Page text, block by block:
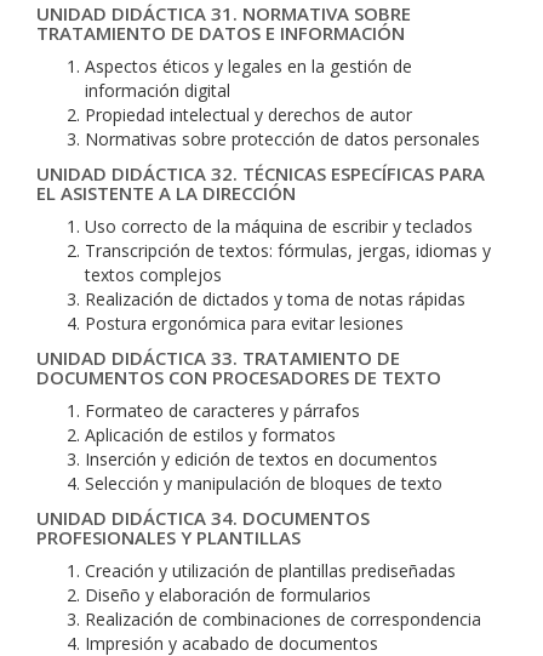
UNIDAD DIDÁCTICA 31. NORMATIVA SOBRE
TRATAMIENTO DE DATOS E INFORMACIÓN
Aspectos éticos y legales en la gestión de
información digital
Propiedad intelectual y derechos de autor
Normativas sobre protección de datos personales
UNIDAD DIDÁCTICA 32. TÉCNICAS ESPECÍFICAS PARA
EL ASISTENTE A LA DIRECCIÓN
Uso correcto de la máquina de escribir y teclados
Transcripción de textos: fórmulas, jergas, idiomas y
textos complejos
Realización de dictados y toma de notas rápidas
Postura ergonómica para evitar lesiones
UNIDAD DIDÁCTICA 33. TRATAMIENTO DE
DOCUMENTOS CON PROCESADORES DE TEXTO
Formateo de caracteres y párrafos
Aplicación de estilos y formatos
Inserción y edición de textos en documentos
Selección y manipulación de bloques de texto
UNIDAD DIDÁCTICA 34. DOCUMENTOS
PROFESIONALES Y PLANTILLAS
Creación y utilización de plantillas prediseñadas
Diseño y elaboración de formularios
Realización de combinaciones de correspondencia
Impresión y acabado de documentos